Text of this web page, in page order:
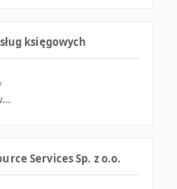
księgowych
02-796 Warszawa, Rosoła 44, woj. Mazowieckie, pow. Warszawa, gm. Warszawa
Services Sp. z o.o.